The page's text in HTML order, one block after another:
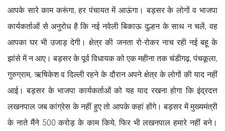
आपके सारे काम करूंगा, हर पंचायत में आऊंगा। बड़सर के लोगों व भाजपा
कार्यकर्ताओं से अनुरोध है कि नई नवेली बिकाऊ दुल्हन के साथ न चलें, वह
आपका घर भी उजाड़ देगी। क्षेत्र की जनता रो-रोकर नाच रही नई बहू के
झांसे में न आए। बड़सर के पूर्व विधायक को एक महीना तक चंडीगढ़, पंचकूला,
गुरुग्राम, ऋषिकेश व दिल्ली रहने के दौरान अपने क्षेत्र के लोगों की याद नहीं
आई। बड़सर के भाजपा कार्यकर्ताओं को यह याद रखना होगा कि इंद्रदत्त
लखनपाल जब कांग्रेस के नहीं हुए तो आपके कहां होंगे। बड़सर में मुख्यमंत्री
के नाते मैंने 500 करोड़ के काम किये, फिर भी लखनपाल हमारे नहीं बने।